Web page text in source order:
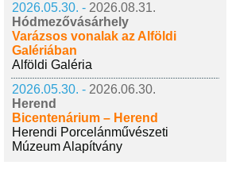
2026.05.30. - 2026.08.31.
Hódmezővásárhely
Varázsos vonalak az Alföldi
Galériában
Alföldi Galéria
2026.05.30. - 2026.06.30.
Herend
Bicentenárium – Herend
Herendi Porcelánművészeti
Múzeum Alapítvány